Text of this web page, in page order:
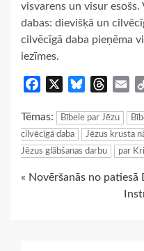
visvarens un visur
dabas: dievišķā un
cilvēcīgā daba pieņēma
iezīmes.
Facebook Bluesky
Tēmas: Bībele par Jēzu
cilvēcīgā daba
Jēzus krusta
Jēzus glābšanas darbu
par
Continue
« Novēršanās no patiesā